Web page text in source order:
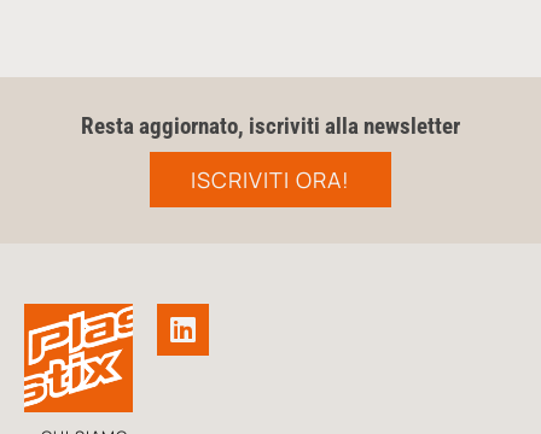
Resta aggiornato, iscriviti alla newsletter
ISCRIVITI ORA!